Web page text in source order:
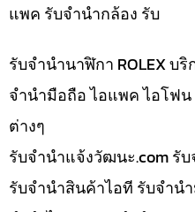
แพค รับจำนำกล้อง รับ
รับจำนำนาฬิกา ROLEX บ
จำนำมือถือ ไอแพค ไอโฟ
ต่างๆ
รับจํานําแจ้งวัฒนะ.com รับ
รับจำนำสินค้าไอที รับจำน